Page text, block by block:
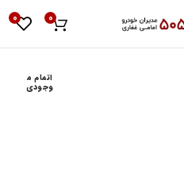
0
0
اتمام م
وجودی